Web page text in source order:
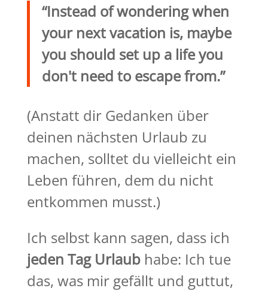
“Instead of wondering when
your next vacation is, maybe
you should set up a life you
don't need to escape from.”
(Anstatt dir Gedanken über
deinen nächsten Urlaub zu
machen, solltet du vielleicht ein
Leben führen, dem du nicht
entkommen musst.)
Ich selbst kann sagen, dass ich
jeden Tag Urlaubhabe: Ich tue
das, was mir gefällt und guttut,